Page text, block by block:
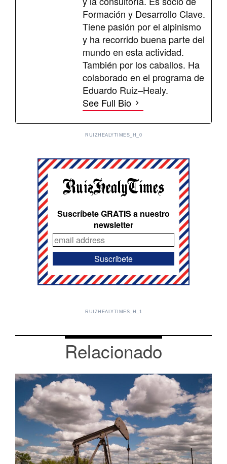
Formación y Desarrollo Clave.
Tiene pasión por el alpinismo
y ha recorrido buena parte del
mundo en esta actividad.
También por los caballos. Ha
colaborado en el programa de
Eduardo Ruiz–Healy.
See Full Bio
RUIZHEALYTIMES_H_0
Suscríbete GRATIS a nuestro
newsletter
RUIZHEALYTIMES_H_1
Relacionado